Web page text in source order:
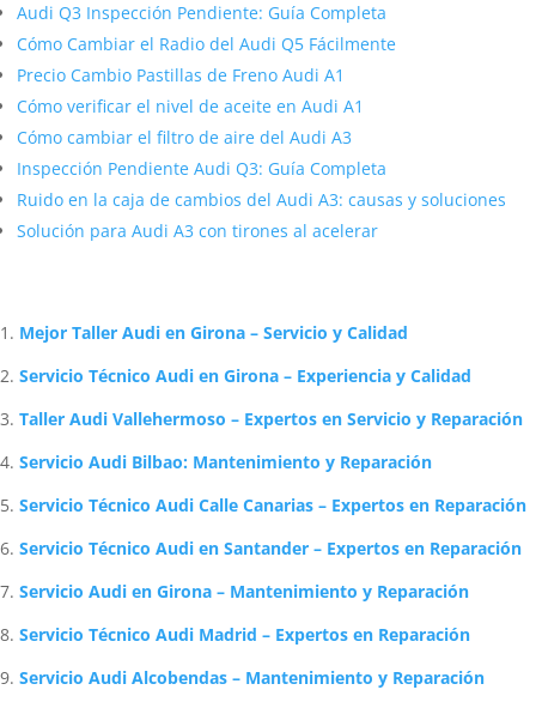
Audi Q3 Inspección Pendiente: Guía Completa
Cómo Cambiar el Radio del Audi Q5 Fácilmente
Precio Cambio Pastillas de Freno Audi A1
Cómo verificar el nivel de aceite en Audi A1
Cómo cambiar el filtro de aire del Audi A3
Inspección Pendiente Audi Q3: Guía Completa
Ruido en la caja de cambios del Audi A3: causas y soluciones
Solución para Audi A3 con tirones al acelerar
Mejor Taller Audi en Girona – Servicio y Calidad
Servicio Técnico Audi en Girona – Experiencia y Calidad
Taller Audi Vallehermoso – Expertos en Servicio y Reparación
Servicio Audi Bilbao: Mantenimiento y Reparación
Servicio Técnico Audi Calle Canarias – Expertos en Reparación
Servicio Técnico Audi en Santander – Expertos en Reparación
Servicio Audi en Girona – Mantenimiento y Reparación
Servicio Técnico Audi Madrid – Expertos en Reparación
Servicio Audi Alcobendas – Mantenimiento y Reparación